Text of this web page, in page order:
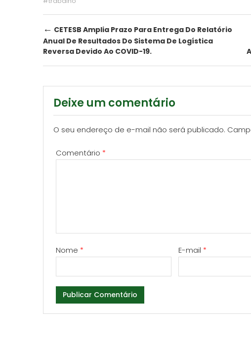
Post
navigation
← CETESB Amplia Prazo Para Entrega Do Relatório
Anual De Resultados Do Sistema De Logística
Reversa Devido Ao COVID-19.
Deixe um comentário
O seu endereço de e-mail não será publicado.
Comentário *
Nome * E-mail *